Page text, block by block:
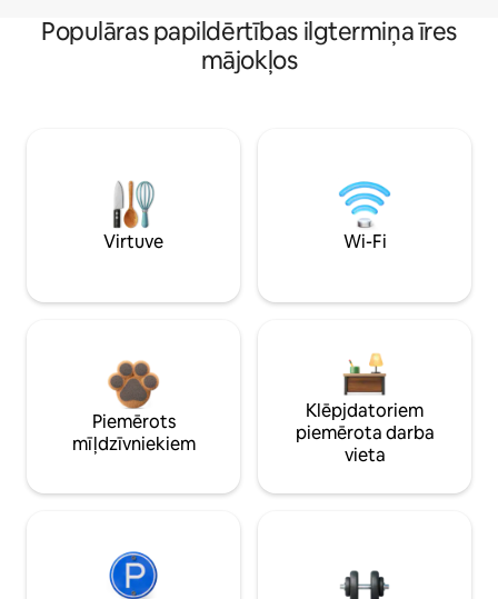
Populāras papildērtības ilgtermiņa īres
mājokļos
Virtuve Wi-Fi
Piemērots
mīļdzīvniekiem
Klēpjdatoriem
piemērota darba
vieta